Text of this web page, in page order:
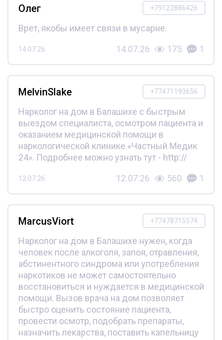
+79122886426
Олег
Врет, якобы имеет связи в мусарне.
14.07.26 14.07.26 175 1
+77471193656
MelvinSlake
Нарколог на дом в Балашихе с быстрым
выездом специалиста, осмотром пациента и
оказанием медицинской помощи в
наркологической клинике «Частный Медик
24». Подробнее можно узнать тут - http://
12.07.26 12.07.26 560 1
+77478715574
MarcusViort
Нарколог на дом в Балашихе нужен, когда
человек после алкоголя, запоя, отравления,
абстинентного синдрома или употребления
наркотиков не может самостоятельно
восстановиться и нуждается в медицинской
помощи. Вызов врача на дом позволяет
быстро оценить состояние пациента,
провести осмотр, подобрать препараты,
назначить лекарства, поставить капельницу